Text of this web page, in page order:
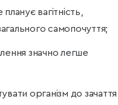
вагітність,
самопочуття;
значно легше
організм до зачаття